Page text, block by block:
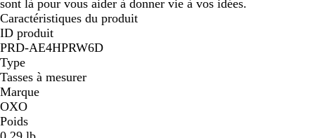
sont là pour vous aider à donner vie à vos idées.
Caractéristiques du produit
ID produit
PRD-AE4HPRW6D
Type
Tasses à mesurer
Marque
OXO
Poids